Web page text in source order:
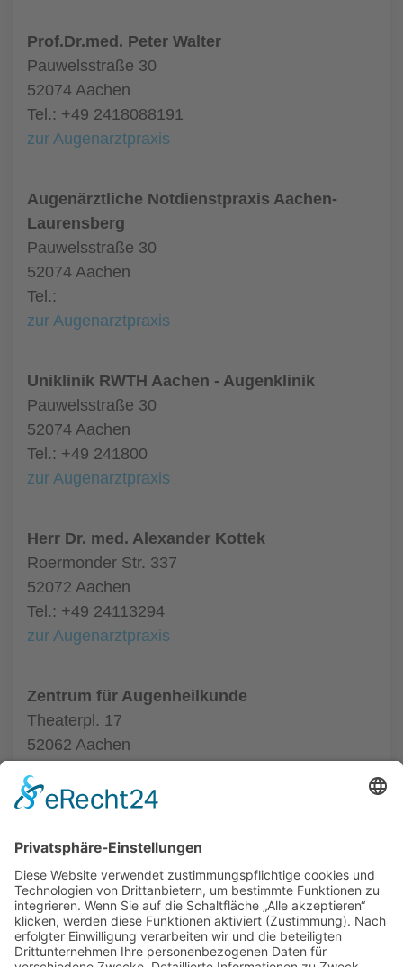
Prof.Dr.med. Peter Walter
Pauwelsstraße 30
52074 Aachen
Tel.: +49 2418088191
zur Augenarztpraxis
Augenärztliche Notdienstpraxis Aachen-
Laurensberg
Pauwelsstraße 30
52074 Aachen
Tel.:
zur Augenarztpraxis
Uniklinik RWTH Aachen - Augenklinik
Pauwelsstraße 30
52074 Aachen
Tel.: +49 241800
zur Augenarztpraxis
Herr Dr. med. Alexander Kottek
Roermonder Str. 337
52072 Aachen
Tel.: +49 24113294
zur Augenarztpraxis
Zentrum für Augenheilkunde
Theaterpl. 17
52062 Aachen
zur Augenarztpraxis
ALLGEMEIN
AUGENÄRZTE